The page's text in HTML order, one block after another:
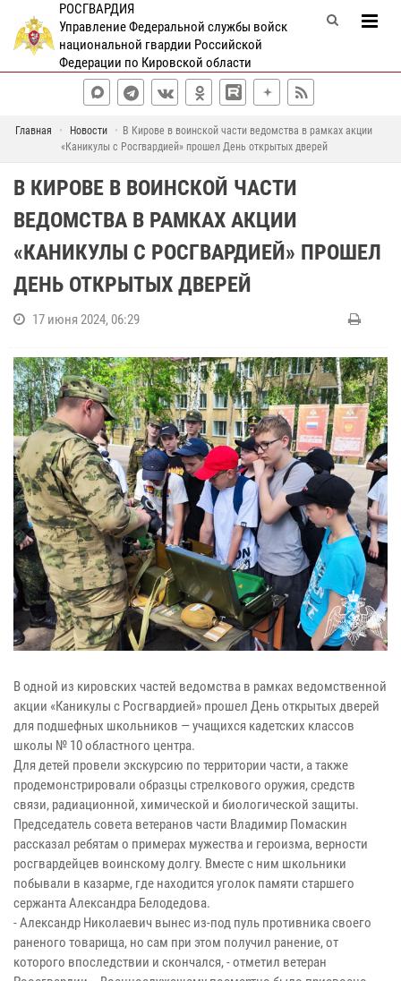
РОСГВАРДИЯ
Управление Федеральной службы войск
национальной гвардии Российской
Федерации по Кировской области
Главная Новости
В Кирове в воинской части ведомства в рамках акции
«Каникулы с Росгвардией» прошел День открытых дверей
В КИРОВЕ В ВОИНСКОЙ ЧАСТИ
ВЕДОМСТВА В РАМКАХ АКЦИИ
«КАНИКУЛЫ С РОСГВАРДИЕЙ» ПРОШЕЛ
ДЕНЬ ОТКРЫТЫХ ДВЕРЕЙ
17 июня 2024, 06:29
В одной из кировских частей ведомства в рамках ведомственной
акции «Каникулы с Росгвардией» прошел День открытых дверей
для подшефных школьников — учащихся кадетских классов
школы № 10 областного центра.
Для детей провели экскурсию по территории части, а также
продемонстрировали образцы стрелкового оружия, средств
связи, радиационной, химической и биологической защиты.
Председатель совета ветеранов части Владимир Помаскин
рассказал ребятам о примерах мужества и героизма, верности
росгвардейцев воинскому долгу. Вместе с ним школьники
побывали в казарме, где находится уголок памяти старшего
сержанта Александра Белодедова.
- Александр Николаевич вынес из-под пуль противника своего
раненого товарища, но сам при этом получил ранение, от
которого впоследствии и скончался, - отметил ветеран